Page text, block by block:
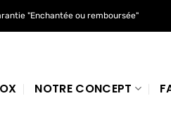
"Enchantée ou remboursée"
NOTRE CONCEPT